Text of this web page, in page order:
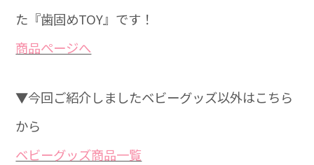
た『歯固めTOY』です！
商品ぺージへ
▼今回ご紹介しましたベビーグッズ以外はこちら
から
ベビーグッズ商品一覧